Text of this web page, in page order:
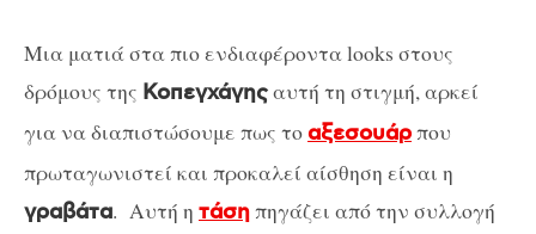
Μια ματιά στα πιο ενδιαφέροντα looks στους
δρόμους της Κοπεγχάγηςαυτή τη στιγμή, αρκεί
για να διαπιστώσουμε πως τοαξεσουάρπου
πρωταγωνιστεί και προκαλεί αίσθηση είναι η
γραβάτα. Αυτή η τάσηπηγάζει από την συλλογή